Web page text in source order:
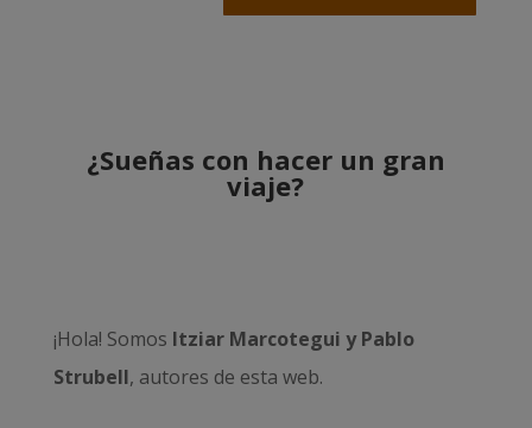
¿Sueñas con hacer un gran
viaje?
¡Hola! Somos Itziar Marcotegui y Pablo
Strubell, autores de esta web.